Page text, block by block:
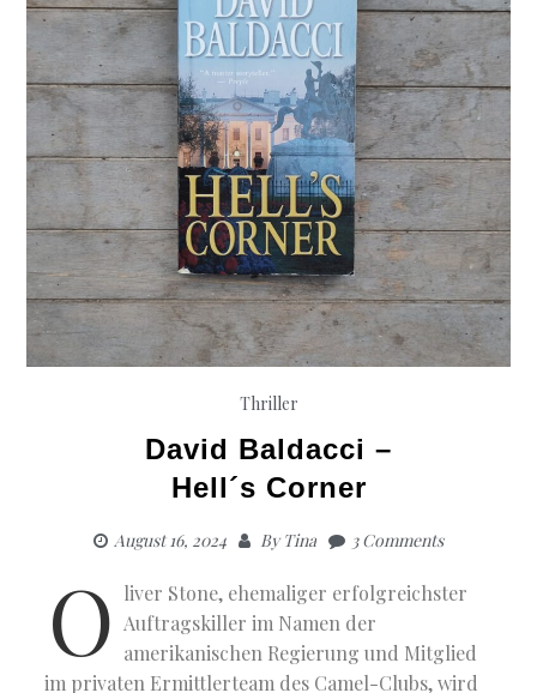
hiss
before
Dying
Thriller
David Baldacci –
Hell´s Corner
August 16, 2024 ByTina 3 Comments
O liver Stone, ehemaliger erfolgreichster
Auftragskiller im Namen der
amerikanischen Regierung und Mitglied
im privaten Ermittlerteam des Camel-Clubs, wird